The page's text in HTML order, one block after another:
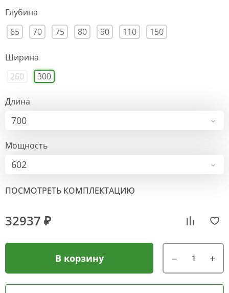
Глубина
65
70 75 80 90 110 150
Ширина
260
300
Длина
700
Мощность
602
ПОСМОТРЕТЬ КОМПЛЕКТАЦИЮ
32937 ₽
В корзину